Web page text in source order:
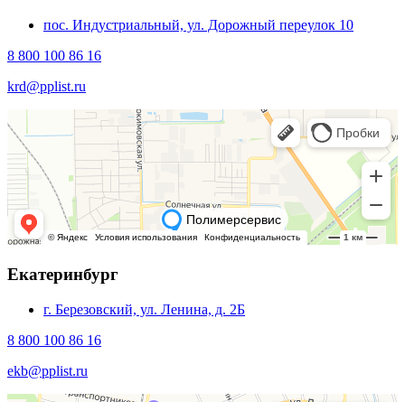
пос. Индустриальный, ул. Дорожный переулок 10
8 800 100 86 16
krd@pplist.ru
Екатеринбург
г. Березовский, ул. Ленина, д. 2Б
8 800 100 86 16
ekb@pplist.ru